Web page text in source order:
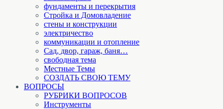
фундаменты и перекрытия
Стройка и Домовладение
стены и конструкции
электричество
коммуникации и отопление
Cад, двор, гараж, баня…
свободная тема
Местные Темы
СОЗДАТЬ СВОЮ ТЕМУ
ВОПРОСЫ
РУБРИКИ ВОПРОСОВ
Инструменты